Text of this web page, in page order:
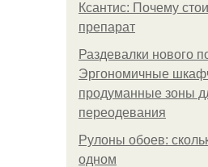
Ксантис: Почему
препарат
Раздевалки нового
Эргономичные
продуманные зоны
переодевания
Рулоны обоев:
одном